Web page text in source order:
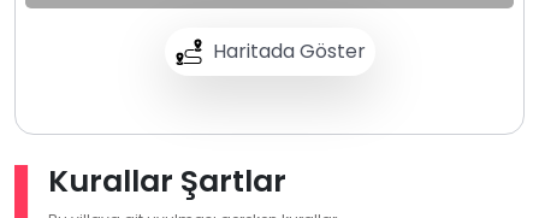
Haritada Göster
Kurallar Şartlar